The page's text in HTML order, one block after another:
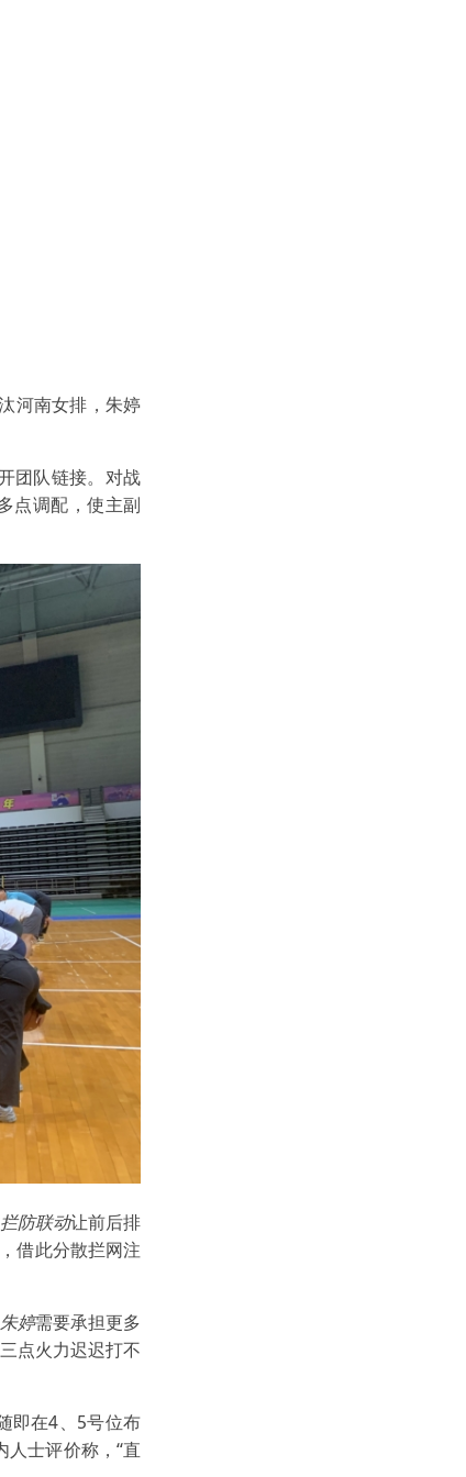
河南女排，朱婷
团队链接。对战
点调配，使主副
拦防联动让前后排
借此分散拦网注
朱婷需要承担更多
点火力迟迟打不
即在4、5号位布
士评价称，“直